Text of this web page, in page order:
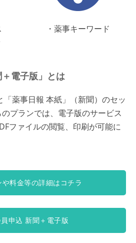
・薬事キーワード
＋電子版」とは
「薬事日報 本紙」（新聞）のセッ
プランでは、電子版のサービス
ファイルの閲覧、印刷が可能に
料金等の詳細はコチラ
申込 新聞＋電子版